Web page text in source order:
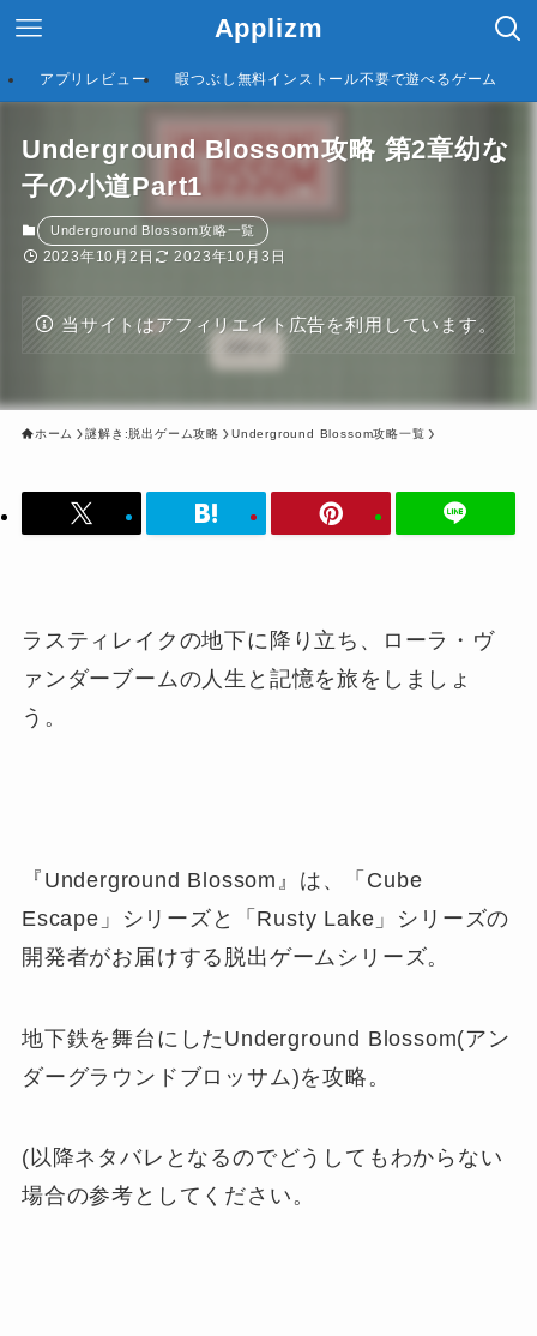
Applizm
アプリレビュー 暇つぶし無料インストール不要で遊べるゲーム
Underground Blossom攻略 第2章幼な
子の小道Part1
Underground Blossom攻略一覧
2023年10月2日 2023年10月3日
当サイトはアフィリエイト広告を利用しています。
ホーム 謎解き:脱出ゲーム攻略 Underground Blossom攻略一覧
ラスティレイクの地下に降り立ち、ローラ・ヴ
ァンダーブームの人生と記憶を旅をしましょ
う。
『Underground Blossom』は、「Cube
Escape」シリーズと「Rusty Lake」シリーズの
開発者がお届けする脱出ゲームシリーズ。
地下鉄を舞台にしたUnderground Blossom(アン
ダーグラウンドブロッサム)を攻略。
(以降ネタバレとなるのでどうしてもわからない
場合の参考としてください。